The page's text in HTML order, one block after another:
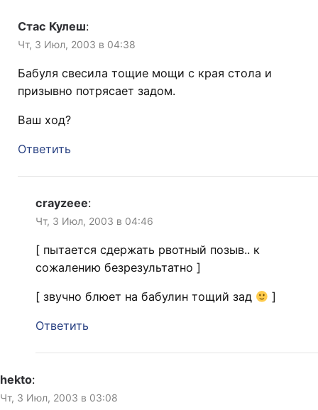
Стас Кулеш:
Чт, 3 Июл, 2003 в 04:38
Бабуля свесила тощие мощи с края стола и
призывно потрясает задом.
Ваш ход?
Ответить
crayzeee:
Чт, 3 Июл, 2003 в 04:46
[ пытается сдержать рвотный позыв.. к
сожалению безрезультатно ]
[ звучно блюет на бабулин тощий зад ]
Ответить
hekto:
Чт, 3 Июл, 2003 в 03:08